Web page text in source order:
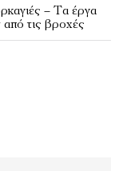
– Τα έργα
τις βροχές